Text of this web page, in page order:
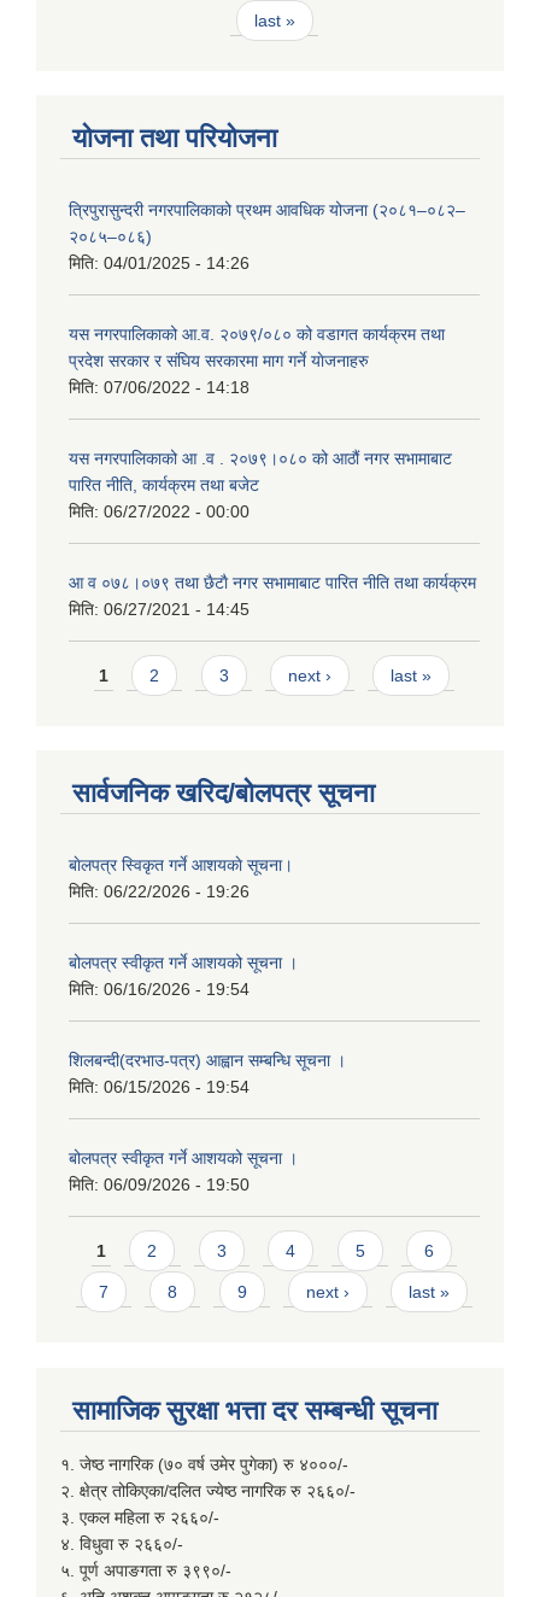
last »
योजना तथा परियोजना
त्रिपुरासुन्दरी नगरपालिकाको प्रथम आवधिक योजना (२०८१–०८२–
२०८५–०८६)
मिति: 04/01/2025 - 14:26
यस नगरपालिकाको आ.व. २०७९/०८० को वडागत कार्यक्रम तथा
प्रदेश सरकार र संघिय सरकारमा माग गर्ने याेजनाहरु
मिति: 07/06/2022 - 14:18
यस नगरपालिकाको आ‍ .व . २०७९।०८० को आठौं नगर सभामाबाट
पारित नीति, कार्यक्रम तथा बजेट
मिति: 06/27/2022 - 00:00
आ‍ व ०७८।०७९ तथा छैटाै नगर सभामाबाट पारित नीति तथा कार्यक्रम
मिति: 06/27/2021 - 14:45
Pages
1 2 3 next › last »
सार्वजनिक खरिद/बोलपत्र सूचना
बाेलपत्र स्विकृत गर्ने आशयकाे सूचना।
मिति: 06/22/2026 - 19:26
बोलपत्र स्वीकृत गर्ने आशयको सूचना ।
मिति: 06/16/2026 - 19:54
शिलबन्दी(दरभाउ-पत्र) आह्वान सम्बन्धि सूचना ।
मिति: 06/15/2026 - 19:54
बोलपत्र स्वीकृत गर्ने आशयको सूचना ।
मिति: 06/09/2026 - 19:50
Pages
1 2 3 4 5 6
7 8 9 next › last »
सामाजिक सुरक्षा भत्ता दर सम्बन्धी सूचना
१. जेष्ठ नागरिक (७० वर्ष उमेर पुगेका) रु ४०००/-
२. क्षेत्र तोकिएका/दलित ज्येष्ठ नागरिक रु २६६०/-
३. एकल महिला रु २६६०/-
४. विधुवा रु २६६०/-
५. पूर्ण अपाङगता रु ३९९०/-